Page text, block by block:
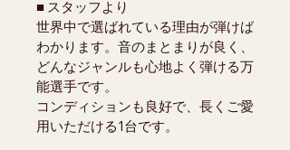
■ スタッフより
世界中で選ばれている理由が弾けば
わかります。音のまとまりが良く、
どんなジャンルも心地よく弾ける万
能選手です。
コンディションも良好で、長くご愛
用いただける1台です。